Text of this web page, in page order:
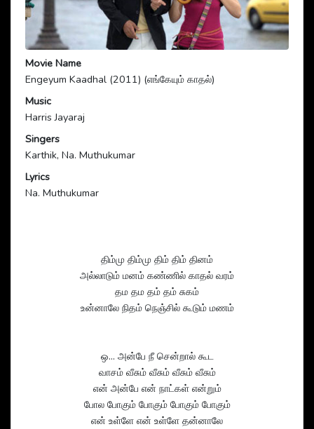
Movie Name
Engeyum Kaadhal (2011) (எங்கேயும் காதல்)
Music
Harris Jayaraj
Singers
Karthik, Na. Muthukumar
Lyrics
Na. Muthukumar
திம்மு திம்மு திம் திம் தினம்
அல்லாடும் மனம் கண்ணில் காதல் வரம்
தம தம தம் தம் சுகம்
உன்னாலே நிதம் நெஞ்சில் கூடும் மணம்
ஒ... அன்பே நீ சென்றால் கூட
வாசம் வீசும் வீசும் வீசும் வீசும்
என் அன்பே என் நாட்கள் என்றும்
போல போகும் போகும் போகும் போகும்
என் உள்ளே என் உள்ளே தன்னாலே